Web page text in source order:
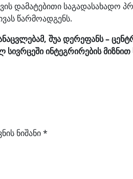
საგადასახადო
წარმოადგენს.
, შუადერეფანს –
სივრცეშიინტეგრირებისმიზნით
ნიშანი*